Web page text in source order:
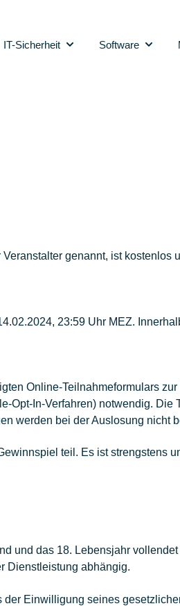
for IT-Services
IT-Sicherheit
Show submenu for IT-
Software
Show
genannt, ist kostenlos
23:59 Uhr MEZ.
Online-Teilnahmeformulars
Opt-In-Verfahren) notwendig. Die
werden bei der Auslosung nicht
teil. Es ist strengstens
und das 18. Lebensjahr
Dienstleistung abhängig.
Einwilligung seines